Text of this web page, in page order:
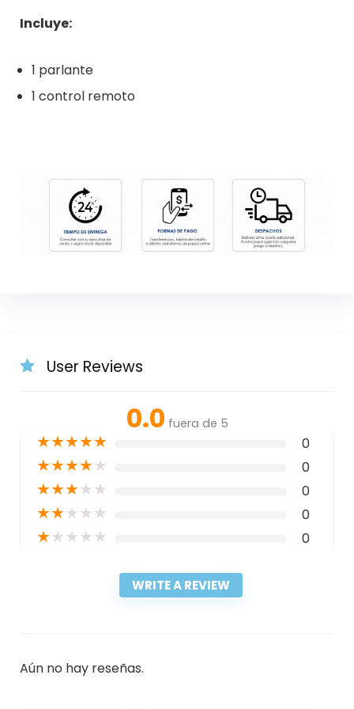
Incluye:
1 parlante
1 control remoto
User Reviews
0.0 fuera de 5
★★★★★ 0
★★★★★ 0
★★★★★ 0
★★★★★ 0
★★★★★ 0
WRITE A REVIEW
Aún no hay reseñas.